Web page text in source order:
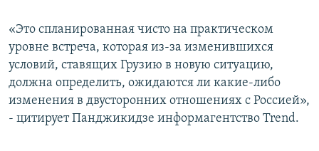
«Это спланированная чисто на практическом
уровне встреча, которая из-за изменившихся
условий, ставящих Грузию в новую ситуацию,
должна определить, ожидаются ли какие-либо
изменения в двусторонних отношениях с Россией»,
- цитирует Панджикидзе информагентство Trend.